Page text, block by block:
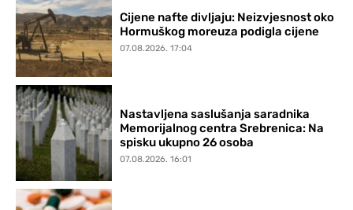
Cijene nafte divljaju: Neizvjesnost oko
Hormuškog moreuza podigla cijene
07.08.2026. 17:04
Nastavljena saslušanja saradnika
Memorijalnog centra Srebrenica: Na
spisku ukupno 26 osoba
07.08.2026. 16:01